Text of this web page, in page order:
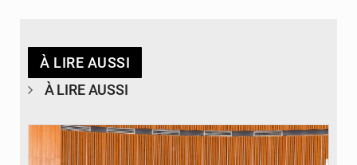
À LIRE AUSSI
À LIRE AUSSI